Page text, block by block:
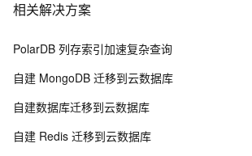
相关解决方案
PolarDB 列存索引加速复杂查询
自建 MongoDB 迁移到云数据库
自建数据库迁移到云数据库
自建 Redis 迁移到云数据库